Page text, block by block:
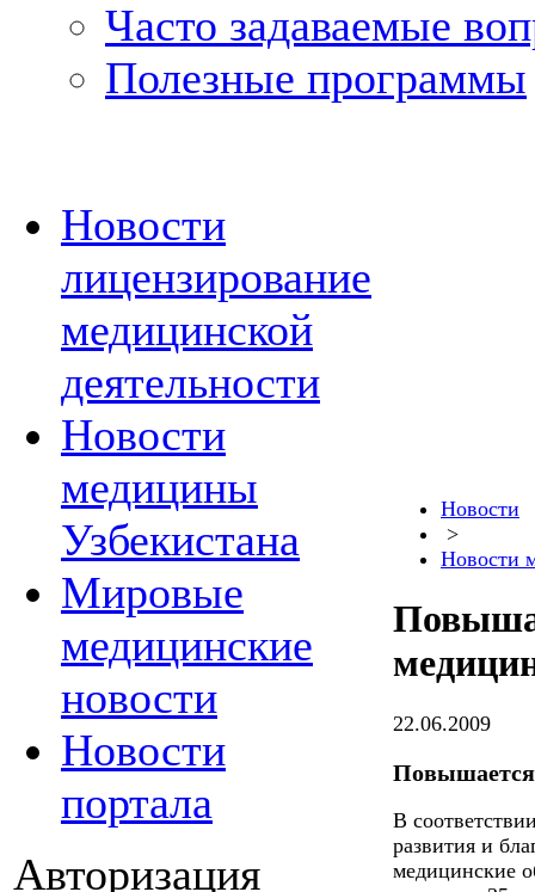
Часто задаваемые
Полезные программы
Новости
лицензирование
медицинской
деятельности
Новости
медицины
Узбекистана
Мировые
медицинские
новости
Новости
портала
Авторизация
Новости
>
Новости
22.06.2009
Повышается
В
развития и
медицинские